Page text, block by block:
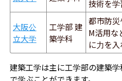
技術を
大阪公
立大学
工学部 建
築学科
都市防
M活用な
に力を
建築工学は主に工学部の建築